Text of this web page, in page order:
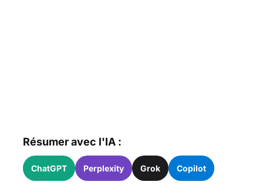
Résumer avec l'IA :
ChatGPT Perplexity Grok Copilot